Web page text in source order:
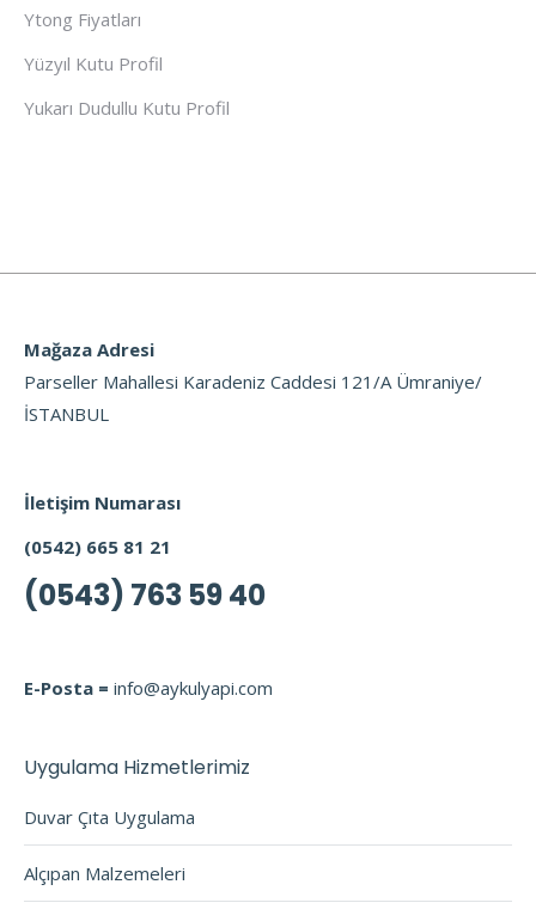
Ytong Fiyatları
Yüzyıl Kutu Profil
Yukarı Dudullu Kutu Profil
Mağaza Adresi
Parseller Mahallesi Karadeniz Caddesi 121/A Ümraniye/
İSTANBUL
İletişim Numarası
(0542) 665 81 21
(0543) 763 59 40
E-Posta = info@aykulyapi.com
Uygulama Hizmetlerimiz
Duvar Çıta Uygulama
Alçıpan Malzemeleri